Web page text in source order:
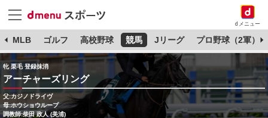
dメニュー
MLB ゴルフ 高校野球 競馬 Jリーグ プロ野球（2軍）
牝 栗毛 登録抹消
アーチャーズリング
父:カジノドライヴ
母:ホウショウループ
調教師:柴田 政人 (美浦)